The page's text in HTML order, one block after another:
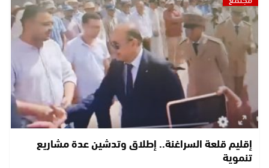
إقليم قلعة السراغنة.. إطلاق وتدشين عدة مشاريع
تنموية